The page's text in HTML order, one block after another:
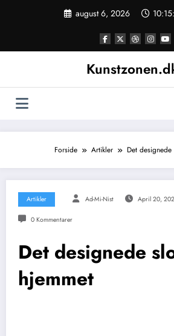
august 6, 2026
Forside Artikler Det
Artikler Ad-Mi-Nist April 20,
0 Kommentarer
Det designede
hjemmet